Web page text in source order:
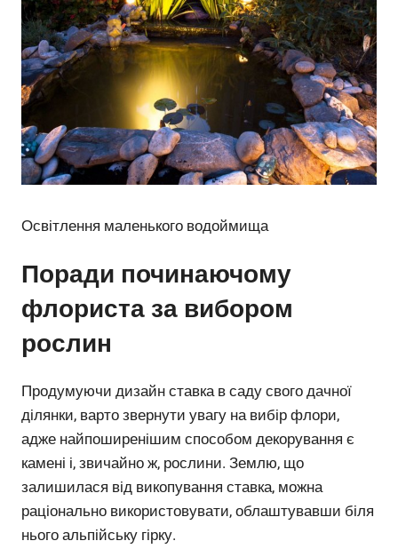
Освітлення маленького водоймища
Поради починаючому
флориста за вибором
рослин
Продумуючи дизайн ставка в саду свого дачної
ділянки, варто звернути увагу на вибір флори,
адже найпоширенішим способом декорування є
камені і, звичайно ж, рослини. Землю, що
залишилася від викопування ставка, можна
раціонально використовувати, облаштувавши біля
нього альпійську гірку.